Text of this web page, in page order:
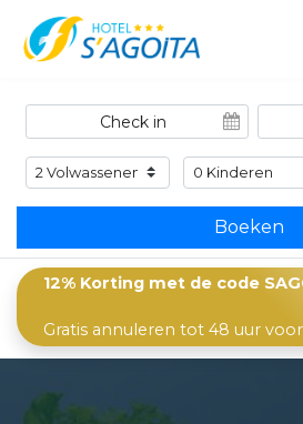
Boeken
12% Korting met de code
Gratis annuleren tot 48 uur